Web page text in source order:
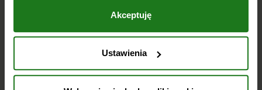
wycofać, zmieniając ustawienia przeglądarki. Wycofanie zgody
pozostanie bez wpływu na zgodność z prawem używania plików
cookies i podobnych technologii, którego dokonano na podstawie
zgody przed jej wycofaniem. Jednocześnie informujemy, że
siedzibą w Warszawie, ul. Żwirki i Wigury 16 C, 02-092
Akceptuję
Ustawienia